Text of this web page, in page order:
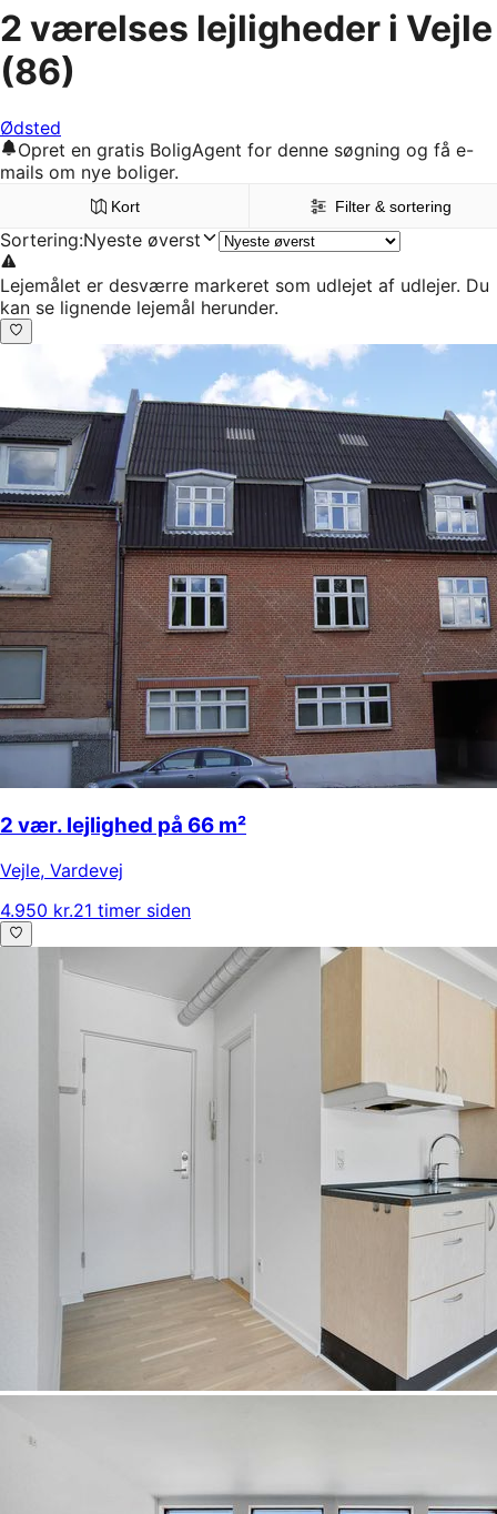
2 værelses lejligheder i Vejle
(86)
Ødsted
Opret en gratis BoligAgent for denne søgning og få e-
mails om nye boliger.
Kort Filter & sortering
Sortering:Nyeste øverst
Lejemålet er desværre markeret som udlejet af udlejer. Du
kan se lignende lejemål herunder.
2 vær. lejlighed på 66 m²
Vejle, Vardevej
4.950 kr.21 timer siden